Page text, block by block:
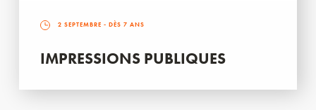
2 SEPTEMBRE - DÈS 7 ANS
IMPRESSIONS PUBLIQUES